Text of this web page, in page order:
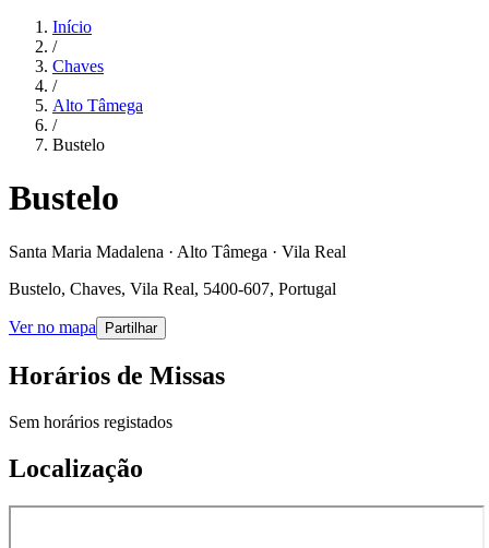
Início
/
Chaves
/
Alto Tâmega
/
Bustelo
Bustelo
Santa Maria Madalena · Alto Tâmega · Vila Real
Bustelo, Chaves, Vila Real, 5400-607, Portugal
Ver no mapa Partilhar
Horários de Missas
Sem horários registados
Localização